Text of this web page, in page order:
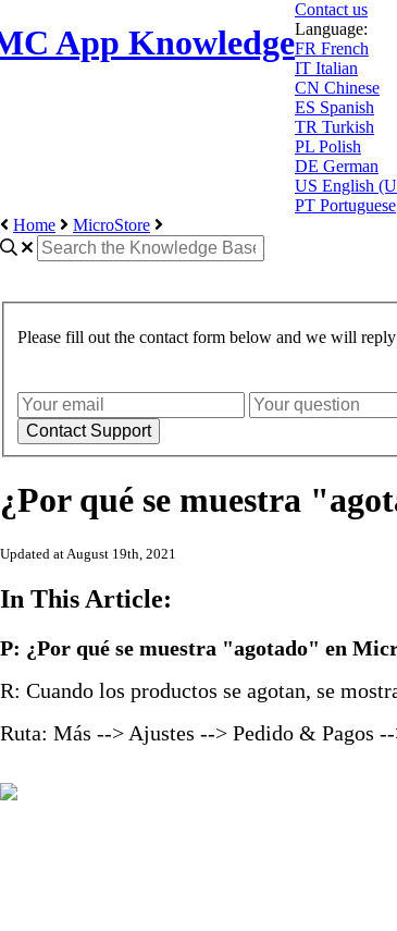
App Knowledge
Contact us
Language:
FR French
IT Italian
CN Chinese
ES Spanish
TR Turkish
PL Polish
DE German
US English
PT Portuguese
Home
MicroStore
Please fill out the contact form below and we will reply
¿Por qué se muestra
Updated at August 19th, 2021
In This Article:
P: ¿Por qué se muestra "agotado" en
R: Cuando los productos se agotan, se
Ruta: Más --> Ajustes --> Pedido & Pagos